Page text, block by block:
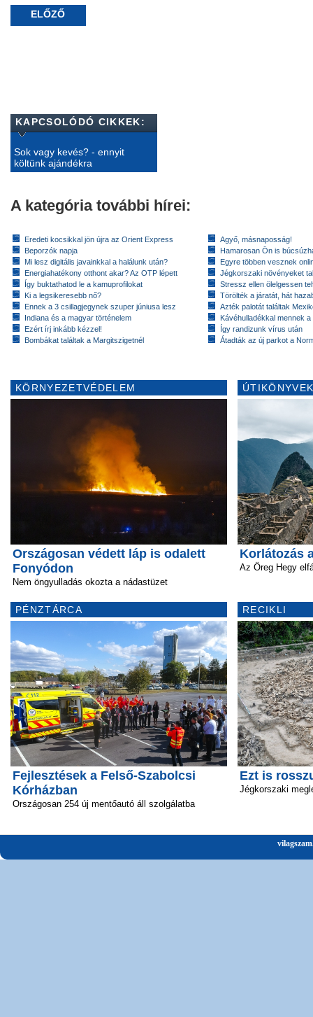
ELŐZŐ
KAPCSOLÓDÓ CIKKEK:
Sok vagy kevés? - ennyit
költünk ajándékra
A kategória további hírei:
Eredeti kocsikkal jön újra az Orient Express
Beporzók napja
Mi lesz digitális javainkkal a halálunk után?
Energiahatékony otthont akar? Az OTP lépett
Így buktathatod le a kamuprofilokat
Ki a legsikeresebb nő?
Ennek a 3 csillagjegynek szuper júniusa lesz
Indiana és a magyar történelem
Ezért írj inkább kézzel!
Bombákat találtak a Margitszigetnél
Agyő, másnaposság!
Hamarosan Ön is
Egyre többen vesznek
Jégkorszaki növényeket
Stressz ellen ölelgessen
Törölték a járatát, hát
Azték palotát találtak
Kávéhulladékkal mennek
Így randizunk vírus után
Átadták az új parkot a
KÖRNYEZETVÉDELEM
Országosan védett láp is odalett
Fonyódon
Nem öngyulladás okozta a nádastüzet
PÉNZTÁRCA
Fejlesztések a Felső-Szabolcsi
Kórházban
Országosan 254 új mentőautó áll szolgálatba
Korlátozás
Az Öreg Hegy
RECIKLI
Ezt is
Jégkorszaki